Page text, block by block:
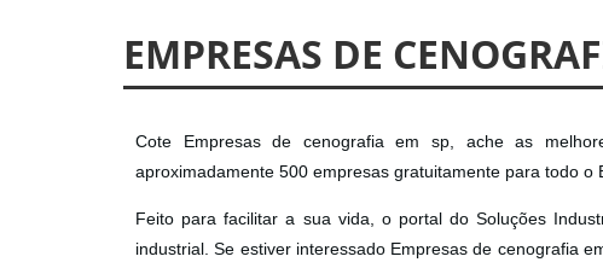
EMPRESAS DE
Cote Empresas de cenografia em sp, ache as
aproximadamente 500 empresas gratuitamente para todo o
Feito para facilitar a sua vida, o portal do Soluções
industrial. Se estiver interessado Empresas de cenografia